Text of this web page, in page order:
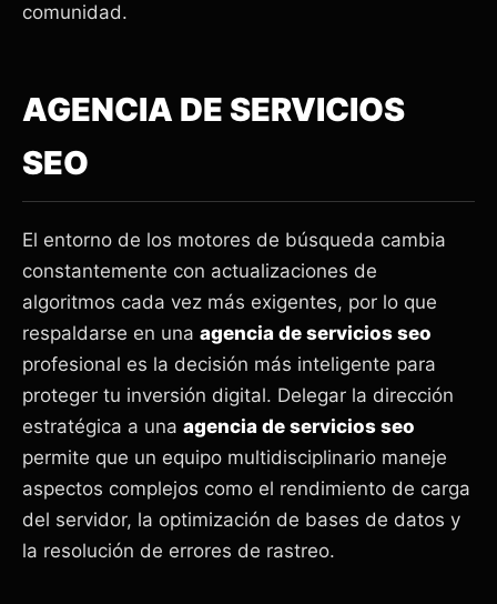
comunidad.
AGENCIA DE SERVICIOS
SEO
El entorno de los motores de búsqueda cambia
constantemente con actualizaciones de
algoritmos cada vez más exigentes, por lo que
respaldarse en una agencia de servicios seo
profesional es la decisión más inteligente para
proteger tu inversión digital. Delegar la dirección
estratégica a una agencia de servicios seo
permite que un equipo multidisciplinario maneje
aspectos complejos como el rendimiento de carga
del servidor, la optimización de bases de datos y
la resolución de errores de rastreo.